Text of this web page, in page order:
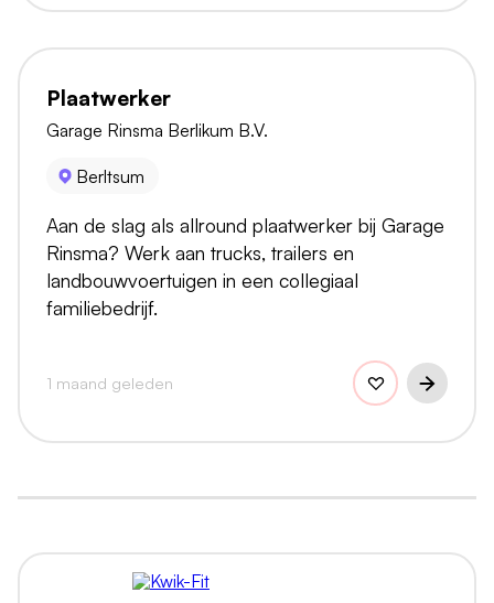
Plaatwerker
Garage Rinsma Berlikum B.V.
Berltsum
Aan de slag als allround plaatwerker bij Garage
Rinsma? Werk aan trucks, trailers en
landbouwvoertuigen in een collegiaal
familiebedrijf.
1 maand geleden